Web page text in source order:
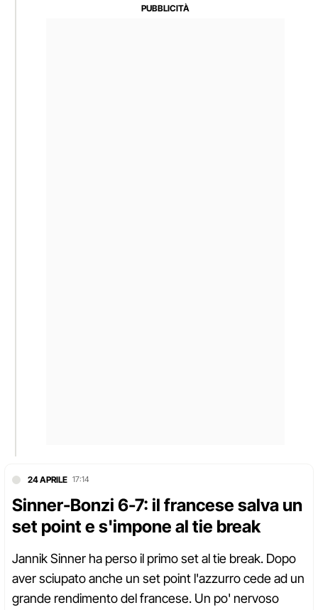
24 APRILE 17:14
Sinner-Bonzi 6-7: il francese salva un
set point e s'impone al tie break
Jannik Sinner ha perso il primo set al tie break. Dopo
aver sciupato anche un set point l'azzurro cede ad un
grande rendimento del francese. Un po' nervoso